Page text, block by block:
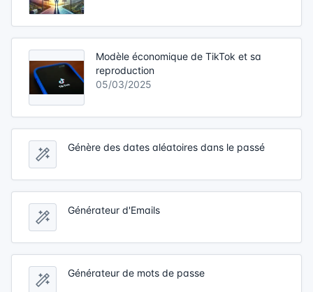
Modèle économique de TikTok et sa
reproduction
05/03/2025
Génère des dates aléatoires dans le passé
Générateur d'Emails
Générateur de mots de passe